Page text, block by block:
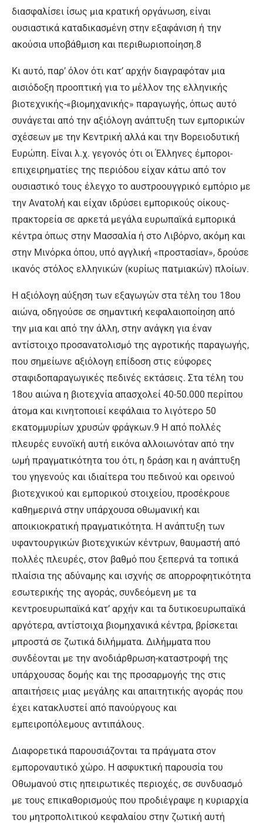
διασφαλίσει ίσως μια κρατική οργάνωση, είναι
ουσιαστικά καταδικασμένη στην εξαφάνιση ή την
ακούσια υποβάθμιση και περιθωριοποίηση.8
Κι αυτό, παρ’ όλον ότι κατ’ αρχήν διαγραφόταν μια
αισιόδοξη προοπτική για το μέλλον της ελληνικής
βιοτεχνικής-«βιομηχανικής» παραγωγής, όπως αυτό
συνάγεται από την αξιόλογη ανάπτυξη των εμπορικών
σχέσεων με την Κεντρική αλλά και την Βορειοδυτική
Ευρώπη. Είναι λ.χ. γεγονός ότι οι Έλληνες έμποροι-
επιχειρηματίες της περιόδου είχαν κάτω από τον
ουσιαστικό τους έλεγχο το αυστροουγγρικό εμπόριο με
την Ανατολή και είχαν ιδρύσει εμπορικούς οίκους-
πρακτορεία σε αρκετά μεγάλα ευρωπαϊκά εμπορικά
κέντρα όπως στην Μασσαλία ή στο Λιβόρνο, ακόμη και
στην Μινόρκα όπου, υπό αγγλική «προστασίαν», δρούσε
ικανός στόλος ελληνικών (κυρίως πατμιακών) πλοίων.
Η αξιόλογη αύξηση των εξαγωγών στα τέλη του 18ου
αιώνα, οδηγούσε σε σημαντική κεφαλαιοποίηση από
την μια και από την άλλη, στην ανάγκη για έναν
αντίστοιχο προσανατολισμό της αγροτικής παραγωγής,
που σημείωνε αξιόλογη επίδοση στις εύφορες
σταφιδοπαραγωγικές πεδινές εκτάσεις. Στα τέλη του
18ου αιώνα η βιοτεχνία απασχολεί 40-50.000 περίπου
άτομα και κινητοποιεί κεφάλαια το λιγότερο 50
εκατομμυρίων χρυσών φράγκων.9 Η από πολλές
πλευρές ευνοϊκή αυτή εικόνα αλλοιωνόταν από την
ωμή πραγματικότητα του ότι, η δράση και η ανάπτυξη
του γηγενούς και ιδιαίτερα του πεδινού και ορεινού
βιοτεχνικού και εμπορικού στοιχείου, προσέκρουε
καθημερινά στην υπάρχουσα οθωμανική και
αποικιοκρατική πραγματικότητα. Η ανάπτυξη των
υφαντουργικών βιοτεχνικών κέντρων, θαυμαστή από
πολλές πλευρές, στον βαθμό που ξεπερνά τα τοπικά
πλαίσια της αδύναμης και ισχνής σε απορροφητικότητα
εσωτερικής της αγοράς, συνδεόμενη με τα
κεντροευρωπαϊκά κατ’ αρχήν και τα δυτικοευρωπαϊκά
αργότερα, αντίστοιχα βιομηχανικά κέντρα, βρίσκεται
μπροστά σε ζωτικά διλήμματα. Διλήμματα που
συνδέονται με την ανοδιάρθρωση-καταστροφή της
υπάρχουσας δομής και της προσαρμογής της στις
απαιτήσεις μιας μεγάλης και απαιτητικής αγοράς που
έχει κατακλυστεί από πανούργους και
εμπειροπόλεμους αντιπάλους.
Διαφορετικά παρουσιάζονται τα πράγματα στον
εμποροναυτικό χώρο. Η ασφυκτική παρουσία του
Οθωμανού στις ηπειρωτικές περιοχές, σε συνδυασμό
με τους επικαθορισμούς που προδιέγραψε η κυριαρχία
του μητροπολιτικού κεφαλαίου στην ζωτική αυτή